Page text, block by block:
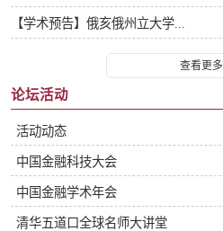
【学术预告】俄亥俄州立大学...
查看更多
论坛活动
活动动态
中国金融科技大会
中国金融学术年会
清华五道口全球名师大讲堂